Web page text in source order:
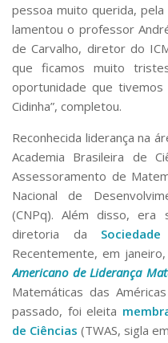
pessoa muito querida,
lamentou o professor
de Carvalho, diretor do
que ficamos muito
oportunidade que
Cidinha”, completou.
Reconhecida liderança na
Academia Brasileira de
Assessoramento de
Nacional de
(CNPq). Além disso, era
diretoria da
Recentemente, em
Americano de Liderança
Matemáticas das
passado, foi eleita
de Ciências (TWAS, sigla